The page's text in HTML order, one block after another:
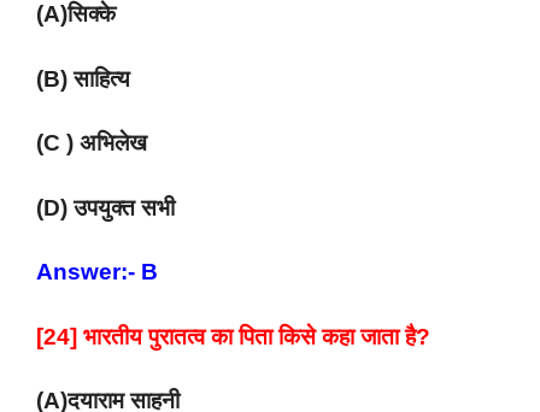
(A)सिक्के
(B) साहित्य
(C ) अभिलेख
(D) उपयुक्त सभी
Answer:- B
[24] भारतीय पुरातत्व का पिता किसे कहा जाता है?
(A)दयाराम साहनी